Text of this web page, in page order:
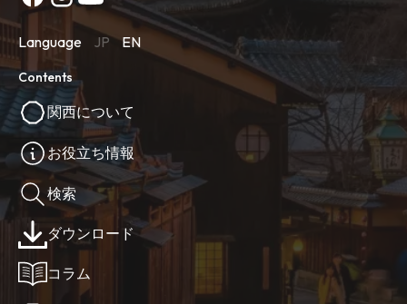
Language JP EN
Contents
関西について
お役立ち情報
検索
ダウンロード
コラム